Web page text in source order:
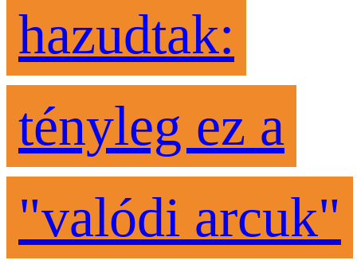
hazudtak:
tényleg ez a
"valódi arcuk"